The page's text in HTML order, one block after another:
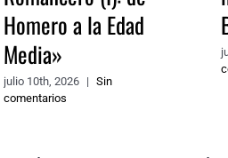
Homero a la Edad
Media»
julio 10th, 2026 |
Sin
comentarios